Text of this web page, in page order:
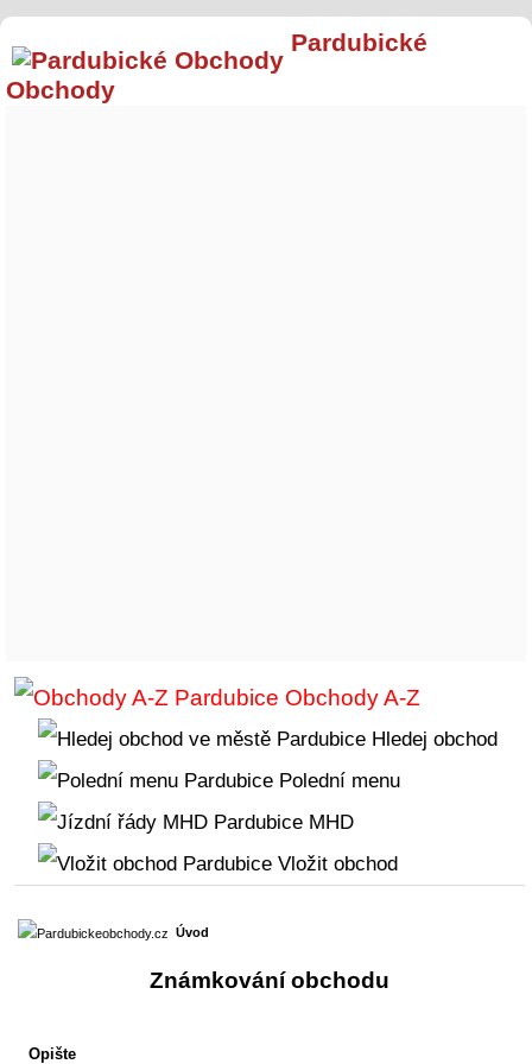
Pardubické
Obchody
Obchody A-Z
Hledej obchod
Polední menu
MHD
Vložit obchod
Úvod
Známkování obchodu
Opište